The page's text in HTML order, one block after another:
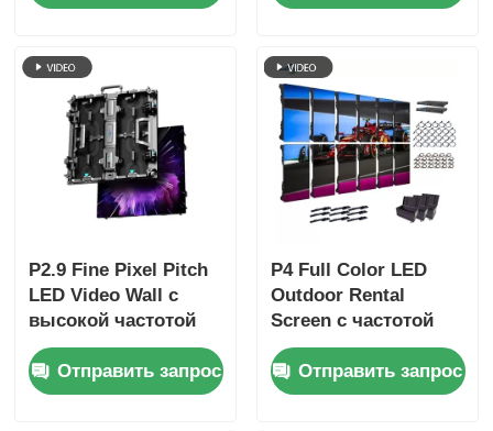
полноцветным
IP65 для концертов
и сценических
мероприятий
мм, частотой
и яркостью 4500 кд/
кв.м.
P2.9 Fine Pixel Pitch
LED Video Wall с
высокой частотой
обновления 7680 Гц
и двойным
питанием и
Отправить запрос
P4 Full Color LED
Outdoor Rental
Screen с частотой
обновления 7680 Гц
и
водонепроницаемым
Отправить запрос